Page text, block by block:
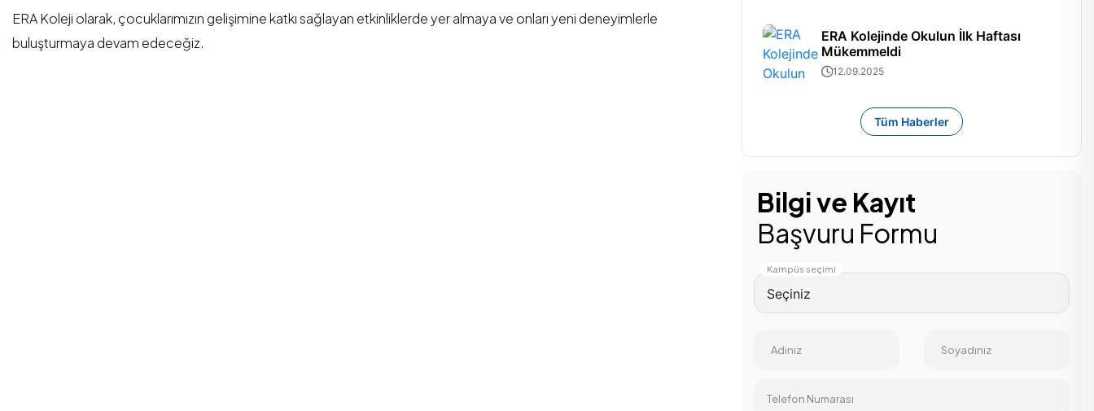
ERA Koleji olarak, çocuklarımızın gelişimine katkı sağlayan etkinliklerde yer almaya ve onları yeni deneyimlerle
buluşturmaya devam edeceğiz.
ERA Kolejinde Okulun İlk Haftası
Mükemmeldi
12.09.2025
Tüm Haberler
Bilgi ve Kayıt
Başvuru Formu
Kampüs seçimi
Adınız Soyadınız
Telefon Numarası